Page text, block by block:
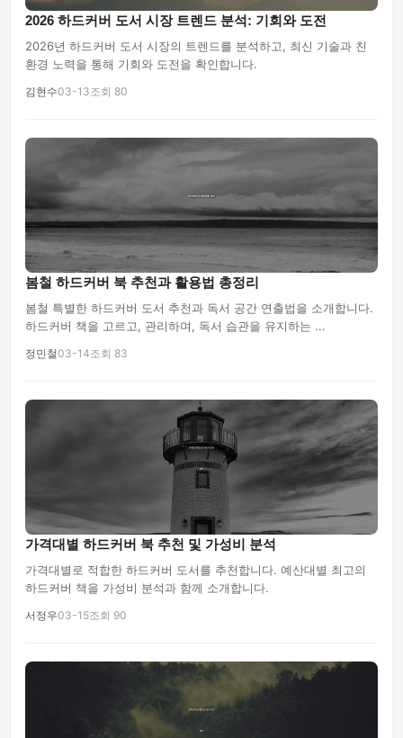
2026 하드커버 도서 시장 트렌드 분석: 기회와 도전
2026년 하드커버 도서 시장의 트렌드를 분석하고, 최신 기술과 친
환경 노력을 통해 기회와 도전을 확인합니다.
김현수03-13조회 80
봄철 하드커버 북 추천과 활용법 총정리
봄철 특별한 하드커버 도서 추천과 독서 공간 연출법을 소개합니다.
하드커버 책을 고르고, 관리하며, 독서 습관을 유지하는 ...
정민철03-14조회 83
가격대별 하드커버 북 추천 및 가성비 분석
가격대별로 적합한 하드커버 도서를 추천합니다. 예산대별 최고의
하드커버 책을 가성비 분석과 함께 소개합니다.
서정우03-15조회 90